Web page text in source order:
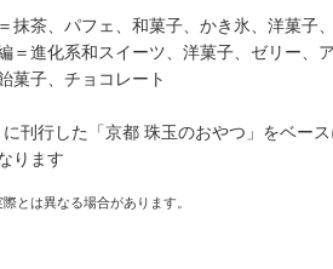
抹茶、パフェ、和菓子、かき氷、洋菓子
＝進化系和スイーツ、洋菓子、ゼリー、
菓子、チョコレート
刊行した「京都 珠玉のおやつ」をベース
ります
とは異なる場合があります。